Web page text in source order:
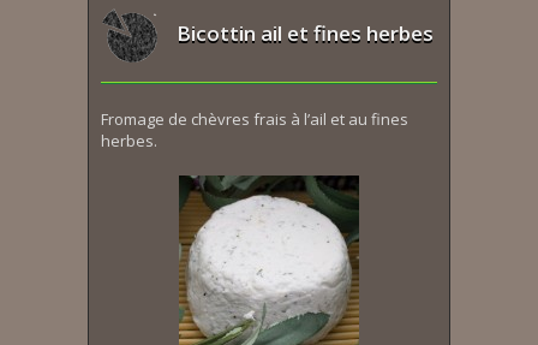
Bicottin ail et fines herbes
Fromage de chèvres frais à l’ail et au fines
herbes.